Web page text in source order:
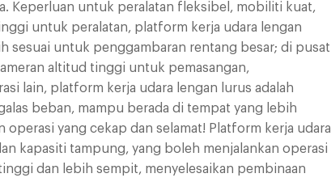
Keperluan untuk peralatan fleksibel, mobiliti kuat,
untuk peralatan, platform kerja udara lengan
sesuai untuk penggambaran rentang besar; di pusat
altitud tinggi untuk pemasangan,
lain, platform kerja udara lengan lurus adalah
beban, mampu berada di tempat yang lebih
yang cekap dan selamat! Platform kerja udara
kapasiti tampung, yang boleh menjalankan operasi
dan lebih sempit, menyelesaikan pembinaan